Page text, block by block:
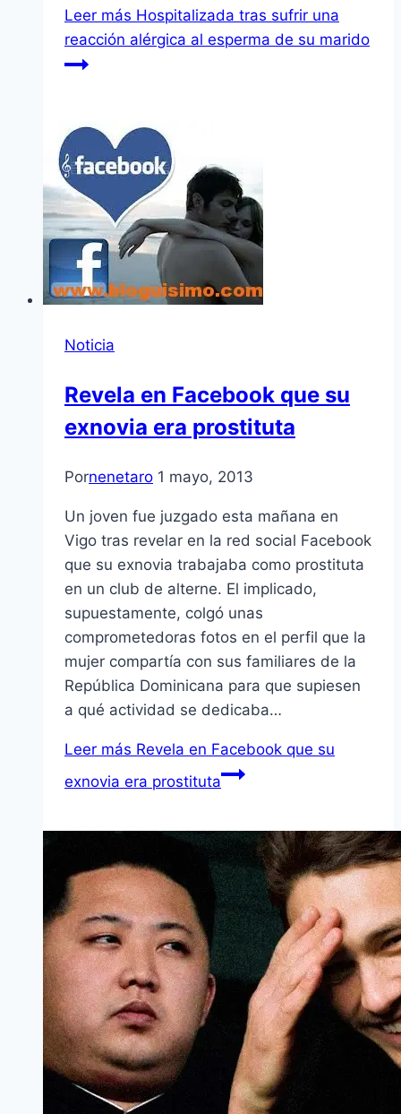
Leer más Hospitalizada tras sufrir una
reacción alérgica al esperma de su marido
Noticia
Revela en Facebook que su
exnovia era prostituta
Pornenetaro 1 mayo, 2013
Un joven fue juzgado esta mañana en
Vigo tras revelar en la red social Facebook
que su exnovia trabajaba como prostituta
en un club de alterne. El implicado,
supuestamente, colgó unas
comprometedoras fotos en el perfil que la
mujer compartí­a con sus familiares de la
República Dominicana para que supiesen
a qué actividad se dedicaba…
Leer más Revela en Facebook que su
exnovia era prostituta